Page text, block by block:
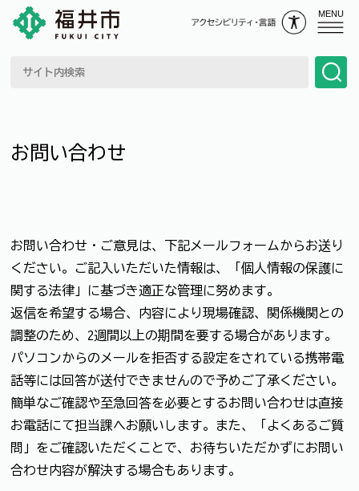
MENU
お問い合わせ
お問い合わせ・ご意見は、下記メールフォームからお送り
ください。ご記入いただいた情報は、「個人情報の保護に
関する法律」に基づき適正な管理に努めます。
返信を希望する場合、内容により現場確認、関係機関との
調整のため、2週間以上の期間を要する場合があります。
パソコンからのメールを拒否する設定をされている携帯電
話等には回答が送付できませんので予めご了承ください。
簡単なご確認や至急回答を必要とするお問い合わせは直接
お電話にて担当課へお願いします。また、「よくあるご質
問」をご確認いただくことで、お待ちいただかずにお問い
合わせ内容が解決する場合もあります。